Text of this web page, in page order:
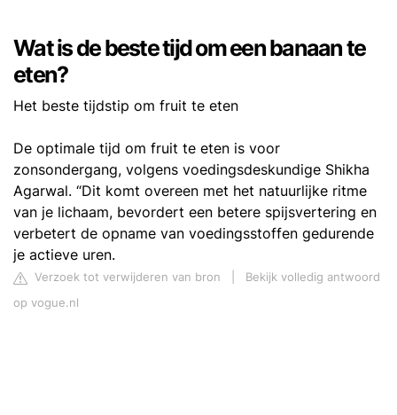
Wat is de beste tijd om een banaan te
eten?
Het beste tijdstip om fruit te eten
De optimale tijd om fruit te eten is voor
zonsondergang, volgens voedingsdeskundige Shikha
Agarwal. “Dit komt overeen met het natuurlijke ritme
van je lichaam, bevordert een betere spijsvertering en
verbetert de opname van voedingsstoffen gedurende
je actieve uren.
Verzoek tot verwijderen van bron
Bekijk volledig antwoord
op vogue.nl